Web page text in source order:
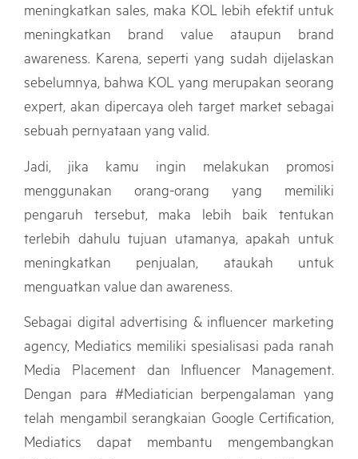
meningkatkan sales, maka KOL lebih efektif untuk
meningkatkan brand value ataupun brand
awareness. Karena, seperti yang sudah dijelaskan
sebelumnya, bahwa KOL yang merupakan seorang
expert, akan dipercaya oleh target market sebagai
sebuah pernyataan yang valid.
Jadi, jika kamu ingin melakukan promosi
menggunakan orang-orang yang memiliki
pengaruh tersebut, maka lebih baik tentukan
terlebih dahulu tujuan utamanya, apakah untuk
meningkatkan penjualan, ataukah untuk
menguatkan value dan awareness.
Sebagai digital advertising & influencer marketing
agency, Mediatics memiliki spesialisasi pada ranah
Media Placement dan Influencer Management.
Dengan para #Mediatician berpengalaman yang
telah mengambil serangkaian Google Certification,
Mediatics dapat membantu mengembangkan